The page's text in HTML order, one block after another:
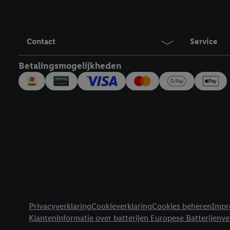
Contact Service
Betalingsmogelijkheden
PrivacyverklaringCookieverklaringCookies beheren
Klanteninformatie over batterijen Europese
Door op "Akkoord" te
inclusief over de
over de cookies die wij